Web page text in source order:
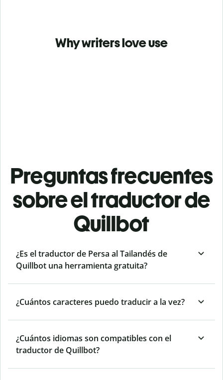
Why writers love use
Preguntas frecuentes
sobre el traductor de
Quillbot
¿Es el traductor de Persa al Tailandés de
Quillbot una herramienta gratuita?
¿Cuántos caracteres puedo traducir a la vez?
¿Cuántos idiomas son compatibles con el
traductor de Quillbot?